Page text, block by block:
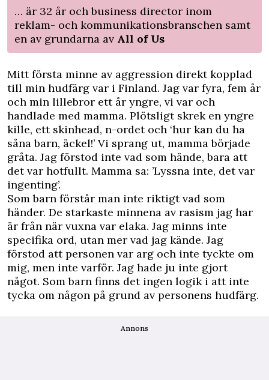
… är 32 år och business director inom
reklam- och kommunikationsbranschen samt
en av grundarna av All of Us
Mitt första minne av aggression direkt kopplad
till min hudfärg var i Finland. Jag var fyra, fem år
och min lillebror ett år yngre, vi var och
handlade med mamma. Plötsligt skrek en yngre
kille, ett skinhead, n-ordet och ‘hur kan du ha
såna barn, äckel!’ Vi sprang ut, mamma började
gråta. Jag förstod inte vad som hände, bara att
det var hotfullt. Mamma sa: ’Lyssna inte, det var
ingenting’.
Som barn förstår man inte riktigt vad som
händer. De starkaste minnena av rasism jag har
är från när vuxna var elaka. Jag minns inte
specifika ord, utan mer vad jag kände. Jag
förstod att personen var arg och inte tyckte om
mig, men inte varför. Jag hade ju inte gjort
något. Som barn finns det ingen logik i att inte
tycka om någon på grund av personens hudfärg.
Annons